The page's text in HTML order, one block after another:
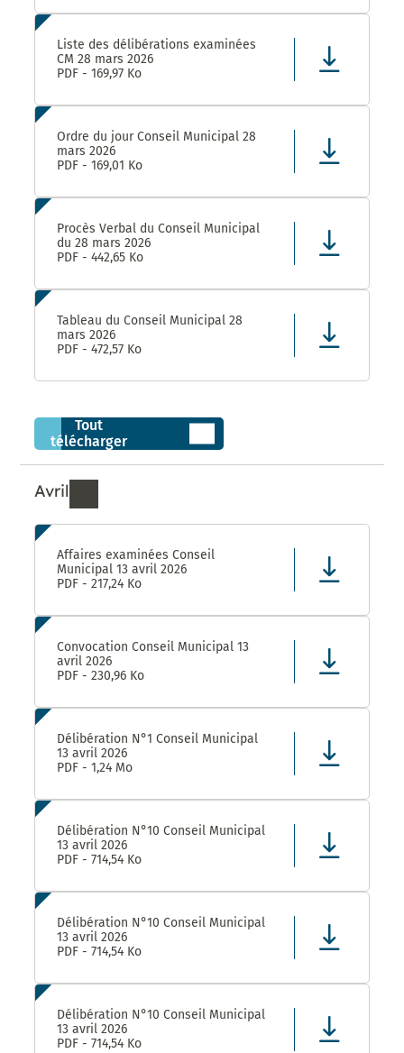
Liste des délibérations examinées
CM 28 mars 2026
PDF - 169,97 Ko
Ordre du jour Conseil Municipal 28
mars 2026
PDF - 169,01 Ko
Procès Verbal du Conseil Municipal
du 28 mars 2026
PDF - 442,65 Ko
Tableau du Conseil Municipal 28
mars 2026
PDF - 472,57 Ko
Tout
télécharger
Avril
Ressources de Avril 2026
Affaires examinées Conseil
Municipal 13 avril 2026
PDF - 217,24 Ko
Convocation Conseil Municipal 13
avril 2026
PDF - 230,96 Ko
Délibération N°1 Conseil Municipal
13 avril 2026
PDF - 1,24 Mo
Délibération N°10 Conseil Municipal
13 avril 2026
PDF - 714,54 Ko
Délibération N°10 Conseil Municipal
13 avril 2026
PDF - 714,54 Ko
Délibération N°10 Conseil Municipal
13 avril 2026
PDF - 714,54 Ko